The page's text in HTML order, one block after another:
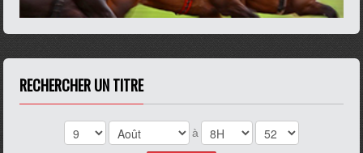
RECHERCHER UN TITRE
à